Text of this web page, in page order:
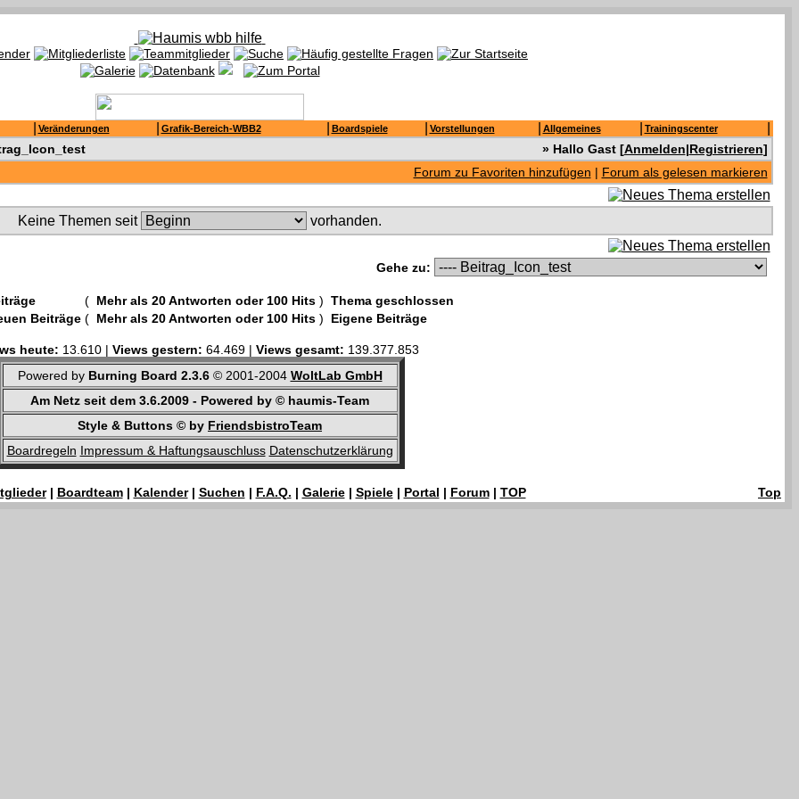
Veränderungen Grafik-Bereich-WBB2 Boardspiele Vorstellungen Allgemeines Trainingscenter
» Hallo Gast [Anmelden|Registrieren]
Forum zu Favoriten hinzufügen | Forum als gelesen markieren
Keine Themen seit vorhanden.
Gehe zu:
( Mehr als 20 Antworten oder 100 Hits) Thema geschlossen
Beiträge ( Mehr als 20 Antworten oder 100 Hits) Eigene Beiträge
heute: 13.610 | Views gestern: 64.469 | Views gesamt: 139.377.853
Powered by Burning Board 2.3.6© 2001-2004 WoltLab GmbH
Am Netz seit dem 3.6.2009 - Powered by © haumis-Team
Style & Buttons © by FriendsbistroTeam
Boardregeln Impressum & Haftungsauschluss Datenschutzerklärung
| Boardteam| Kalender| Suchen | F.A.Q. | Galerie| Spiele| Portal | Forum| TOP Top